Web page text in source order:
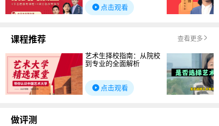
点击观看
课程推荐 查看更多
艺术生择校指南：从院校
到专业的全面解析
点击观看
做评测